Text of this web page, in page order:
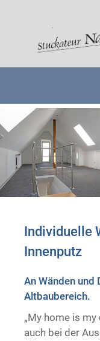
Individuelle
Innenputz ​
An Wänden und
Altbaubereich.
„My home is
auch bei der